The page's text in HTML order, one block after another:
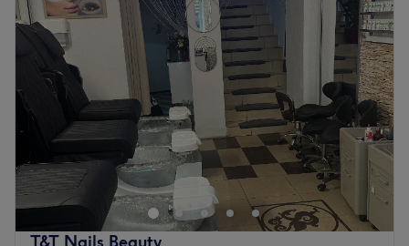
Mittwoch
10:00
18:00
Donnerstag
10:00
18:00
Freitag
10:00
18:00
Samstag
10:00
18:00
Sonntag
Geschlossen
Check your Nails & Beauty in Berlin-Wedding ist die
Adresse für gepflegte Nägel und kleine Beauty-Auszeiten.
In entspannter Atmosphäre werden hier professionelle
Nagelservices angeboten – ideal für alle, die Wert auf
ein sauberes Ergebnis und einen frischen Look legen.
T&T Nails Beauty